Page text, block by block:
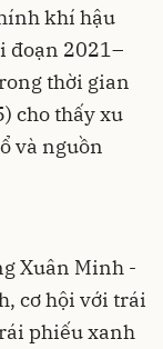
khí hậu
đoạn 2021–
thời gian
cho thấy xu
và nguồn
Xuân Minh -
cơ hội với trái
phiếu xanh